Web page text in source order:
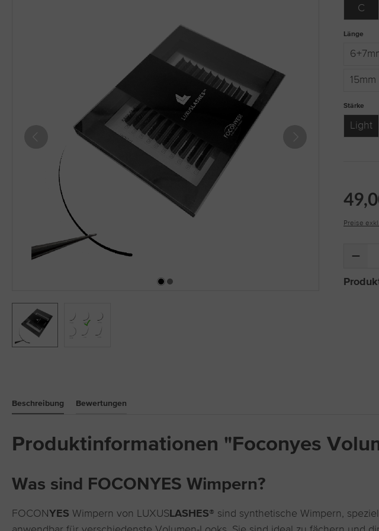
Preise
C
Länge
15mm
Stärke
Light
Beschreibung Bewertungen
Produktinformationen "Foconyes
Was sind FOCONYES Wimpern?
FOCONYES Wimpern von LUXUS LASHES® sind synthetische Wimpern,